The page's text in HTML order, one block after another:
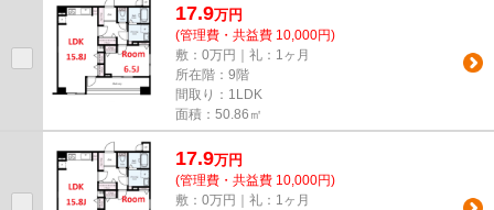
17.9万円
(管理費・共益費 10,000円)
敷：0万円｜礼：1ヶ月
所在階：9階
間取り：1LDK
面積：50.86㎡
17.9万円
(管理費・共益費 10,000円)
敷：0万円｜礼：1ヶ月